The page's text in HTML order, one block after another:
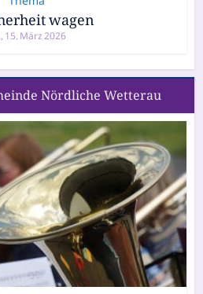
wagen
15. März 2026
Nördliche Wetterau